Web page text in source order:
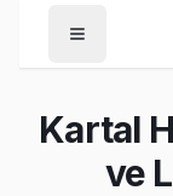
/Kartal
Hi-Level
Kartal
ve